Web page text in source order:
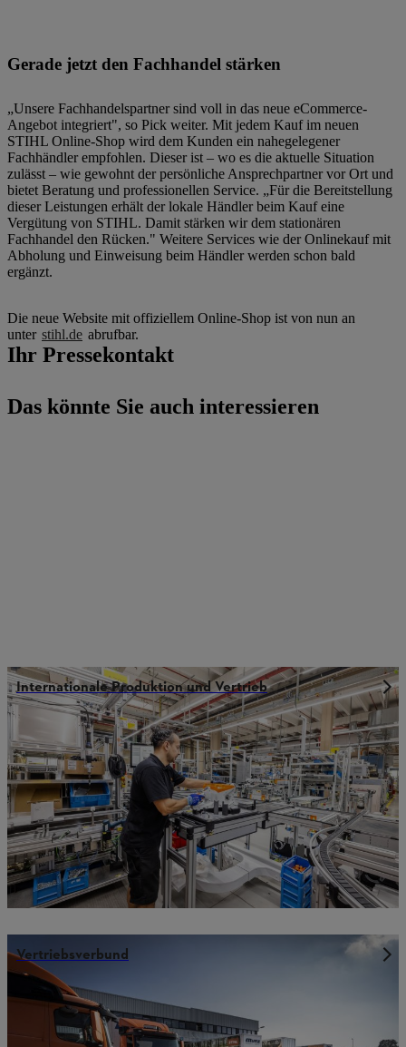
Gerade jetzt den Fachhandel stärken
„Unsere Fachhandelspartner sind voll in das neue eCommerce-
Angebot integriert", so Pick weiter. Mit jedem Kauf im neuen
STIHL Online-Shop wird dem Kunden ein nahegelegener
Fachhändler empfohlen. Dieser ist – wo es die aktuelle Situation
zulässt – wie gewohnt der persönliche Ansprechpartner vor Ort und
bietet Beratung und professionellen Service. „Für die Bereitstellung
dieser Leistungen erhält der lokale Händler beim Kauf eine
Vergütung von STIHL. Damit stärken wir dem stationären
Fachhandel den Rücken." Weitere Services wie der Onlinekauf mit
Abholung und Einweisung beim Händler werden schon bald
ergänzt.
Die neue Website mit offiziellem Online-Shop ist von nun an
unter stihl.de abrufbar.
Ihr Pressekontakt
Das könnte Sie auch interessieren
Internationale Produktion und Vertrieb
Vertriebsverbund